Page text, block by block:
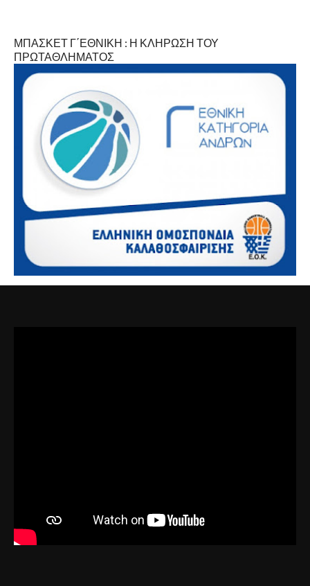
ΜΠΑΣΚΕΤ Γ΄ΕΘΝΙΚΗ : Η ΚΛΗΡΩΣΗ ΤΟΥ
ΠΡΩΤΑΘΛΗΜΑΤΟΣ